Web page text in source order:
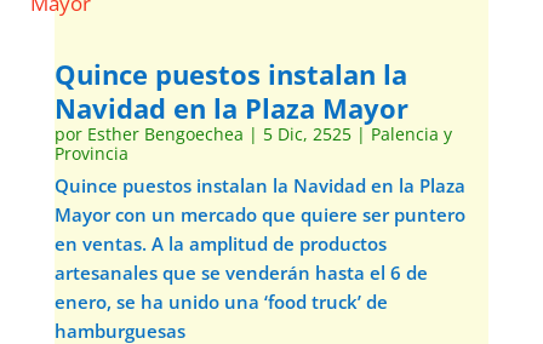
Quince puestos instalan la
Navidad en la Plaza Mayor
por Esther Bengoechea | 5 Dic, 2525| Palencia y
Provincia
Quince puestos instalan la Navidad en la Plaza
Mayor con un mercado que quiere ser puntero
en ventas. A la amplitud de productos
artesanales que se venderán hasta el 6 de
enero, se ha unido una ‘food truck’ de
hamburguesas